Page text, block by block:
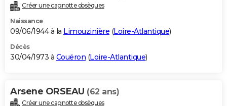
Créer une cagnotte obsèques
Naissance
09/06/1944 à la Limouzinière (Loire-Atlantique)
Décès
30/04/1973 à Couëron (Loire-Atlantique)
Arsene ORSEAU (62 ans)
Créer une cagnotte obsèques